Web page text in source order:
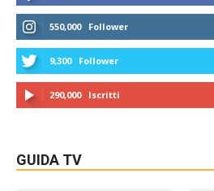
550,000 Follower
9,300 Follower
290,000 Iscritti
GUIDA TV